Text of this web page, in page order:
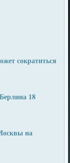
сократиться
18
на